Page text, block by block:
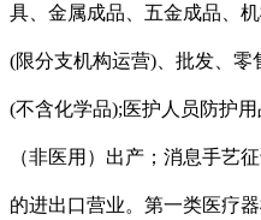
具、金属成品、五金成品、
(限分支机构运营)、批发、
(不含化学品);医护人员防护
（非医用）出产；消息手艺
的进出口营业。第一类医疗